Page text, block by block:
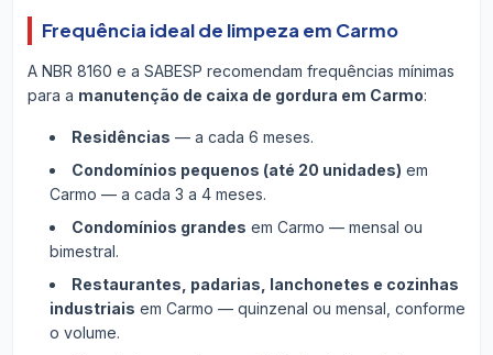
Frequência ideal de limpeza em Carmo
A NBR 8160 e a SABESP recomendam frequências mínimas
para a manutenção de caixa de gordura em Carmo:
Residências — a cada 6 meses.
Condomínios pequenos (até 20 unidades) em
Carmo — a cada 3 a 4 meses.
Condomínios grandes em Carmo — mensal ou
bimestral.
Restaurantes, padarias, lanchonetes e cozinhas
industriais em Carmo — quinzenal ou mensal, conforme
o volume.